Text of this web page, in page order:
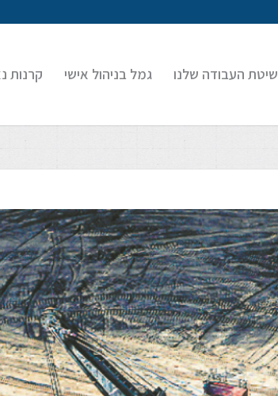
שיטת העבודה שלנו גמל בניהול אישי קרנות